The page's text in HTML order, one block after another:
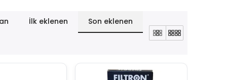
İlk eklenen Son eklenen